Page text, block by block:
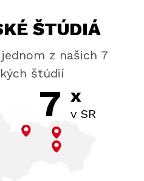
ŠTÚDIÁ
z našich 7
štúdií
7 x
v SR